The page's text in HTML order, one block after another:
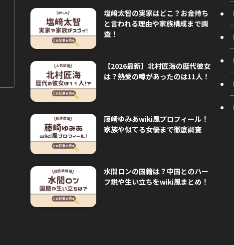
塩﨑太智の実家はどこ？お金持ち
と言われる理由や家族構成まで調
査！
【2026最新】北村匠海の歴代彼女
は？熱愛の噂があったのは11人！
藤崎ゆみあwiki風プロフィール！
家族や似てる女優まで徹底調査
水間ロンの国籍は？中国とのハー
フ説や生い立ちをwiki風まとめ！